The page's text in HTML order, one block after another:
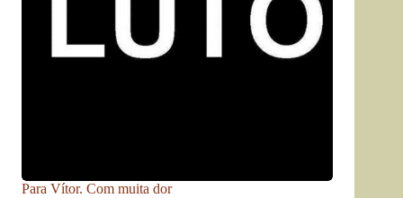
Para Vítor. Com muita dor